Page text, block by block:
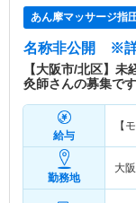
あん摩マッサージ指
名称非公開 ※詳
【大阪市/北区】
灸師さんの募集で
給与
【
勤務地
大